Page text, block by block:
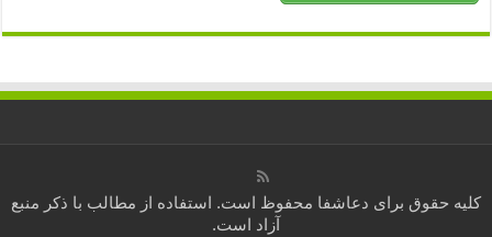
کلیه حقوق برای دعاشفا محفوظ است. استفاده از مطالب با ذکر منبع
آزاد است.